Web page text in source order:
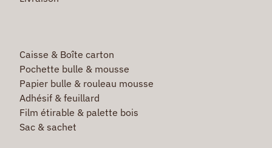
Caisse & Boîte carton
Pochette bulle & mousse
Papier bulle & rouleau mousse
Adhésif & feuillard
Film étirable & palette bois
Sac & sachet